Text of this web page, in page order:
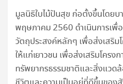
มูลนิธิใบไม้ปันสุข ก่อตั้งขึ้นโดยบ
พฤษภาคม 2560 ดำเนินการเพื่
วัตถุประสงค์หลักๆ เพื่อส่งเสริม
ให้แก่เยาวชน เพื่อส่งเสริมโครง
ทรัพยากรธรรมชาติและสิ่งแว